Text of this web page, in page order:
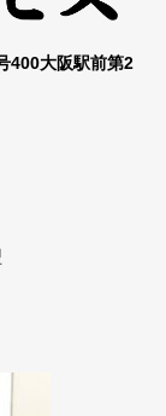
400大阪駅前第2